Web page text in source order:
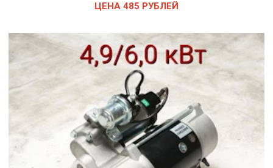
ЦЕНА 485 РУБЛЕЙ